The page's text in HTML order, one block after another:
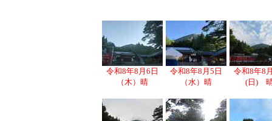
令和8年8月6日
（木）晴
令和8年8月5日
（水）晴
令和8年8
(日)